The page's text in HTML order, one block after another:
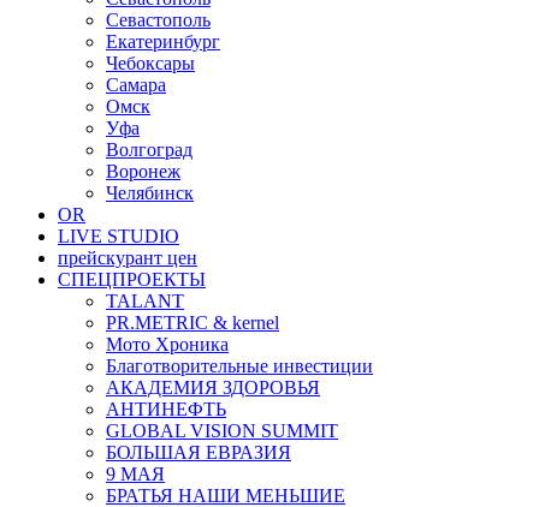
Севастополь
Екатеринбург
Чебоксары
Самара
Омск
Уфа
Волгоград
Воронеж
Челябинск
OR
LIVE STUDIO
прейскурант цен
СПЕЦПРОЕКТЫ
TALANT
PR.METRIC & kernel
Мото Хроника
Благотворительные инвестиции
АКАДЕМИЯ ЗДОРОВЬЯ
АНТИНЕФТЬ
GLOBAL VISION SUMMIT
БОЛЬШАЯ ЕВРАЗИЯ
9 МАЯ
БРАТЬЯ НАШИ МЕНЬШИЕ